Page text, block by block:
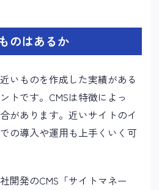
のはあるか
いものを作成した実績がある
トです。CMSは特徴によっ
があります。近いサイトのイ
の導入や運用も上手くいく可
開発のCMS「サイトマネー